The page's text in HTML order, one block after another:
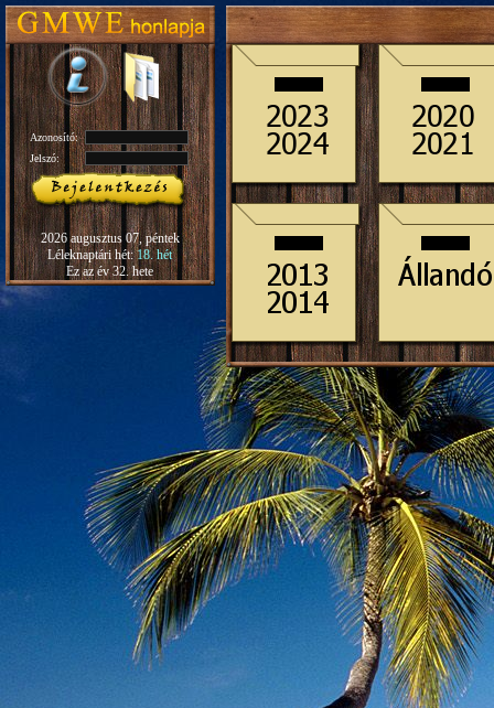
Azonosító:
Jelszó:
2026 augusztus 07, péntek
Léleknaptári hét:18. hét
Ez az év 32. hete